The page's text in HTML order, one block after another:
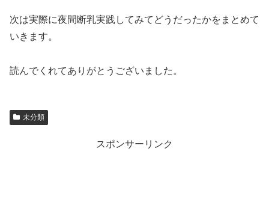
次は実際に夜間断乳実践してみてどうだったかをまとめて
いきます。
読んでくれてありがとうございました。
未分類
スポンサーリンク